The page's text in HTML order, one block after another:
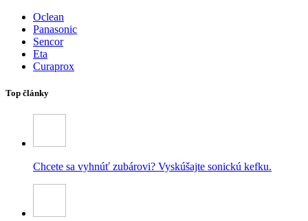
Oclean
Panasonic
Sencor
Eta
Curaprox
Top články
Chcete sa vyhnúť zubárovi? Vyskúšajte sonickú kefku.